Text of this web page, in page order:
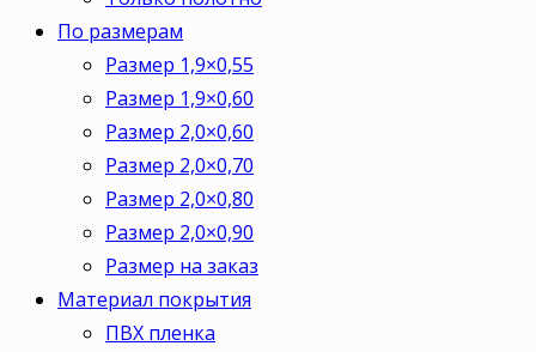
По размерам
Размер 1,9×0,55
Размер 1,9×0,60
Размер 2,0×0,60
Размер 2,0×0,70
Размер 2,0×0,80
Размер 2,0×0,90
Размер на заказ
Материал покрытия
ПВХ пленка